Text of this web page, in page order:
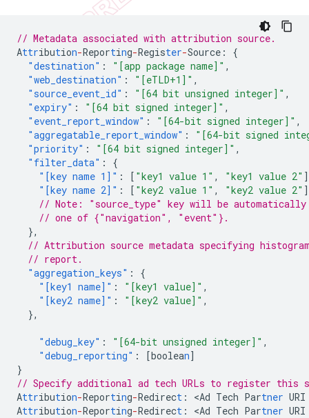
// Metadata associated with attribution source.
Attribution-Reporting-Register-Source :
{
"destination" : "[app package name]" ,
"web_destination" : "[eTLD+1]" ,
"source_event_id" : "[64 bit unsigned integer]" ,
"expiry" : "[64 bit signed integer]" ,
"event_report_window" : "[64-bit signed integer]" ,
"aggregatable_report_window" :
"[64-bit signed
"priority" : "[64 bit signed integer]" ,
"filter_data" :
{
"[key name 1]" : [ "key1 value 1" , "key1 value 2"
"[key name 2]" : [ "key2 value 1" , "key2 value 2"
// Note: "source_type" key will be automatically
// one of {"navigation", "event"}.
},
// Attribution source metadata specifying
// report.
"aggregation_keys" :
{
"[key1 name]" : "[key1 value]" ,
"[key2 name]" : "[key2 value]" ,
},
"debug_key" : "[64-bit unsigned integer]" ,
"debug_reporting" : [boolean]
}
// Specify additional ad tech URLs to register this
Attribution-Reporting-Redirect : <Ad Tech Partner URI
Attribution-Reporting-Redirect : <Ad Tech Partner URI